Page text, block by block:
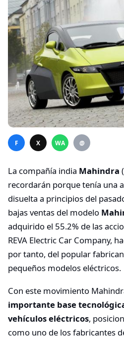
F X WA @
La compañía india Mahindra
recordarán porque tenía una
disuelta a principios del
bajas ventas del modelo
adquirido el 55.2% de las
REVA Electric Car Company,
por tanto, del popular
pequeños modelos eléctricos.
Con este movimiento
importante base
vehículos eléctricos,
como uno de los fabricantes